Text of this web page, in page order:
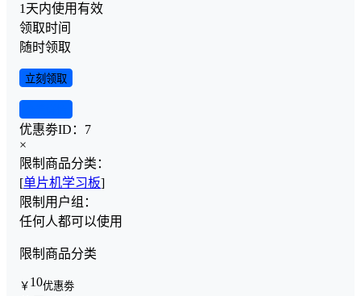
1天内使用有效
领取时间
随时领取
立刻领取
优惠劵ID： 7
×
限制商品分类：
[单片机学习板]
限制用户组：
任何人都可以使用
限制商品分类
￥ 10优惠劵